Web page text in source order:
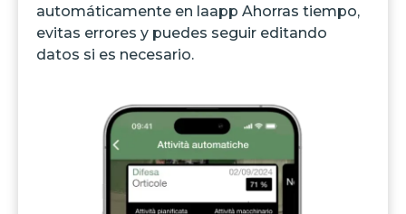
automáticamente en laapp Ahorras tiempo,
evitas errores y puedes seguir editando
datos si es necesario.